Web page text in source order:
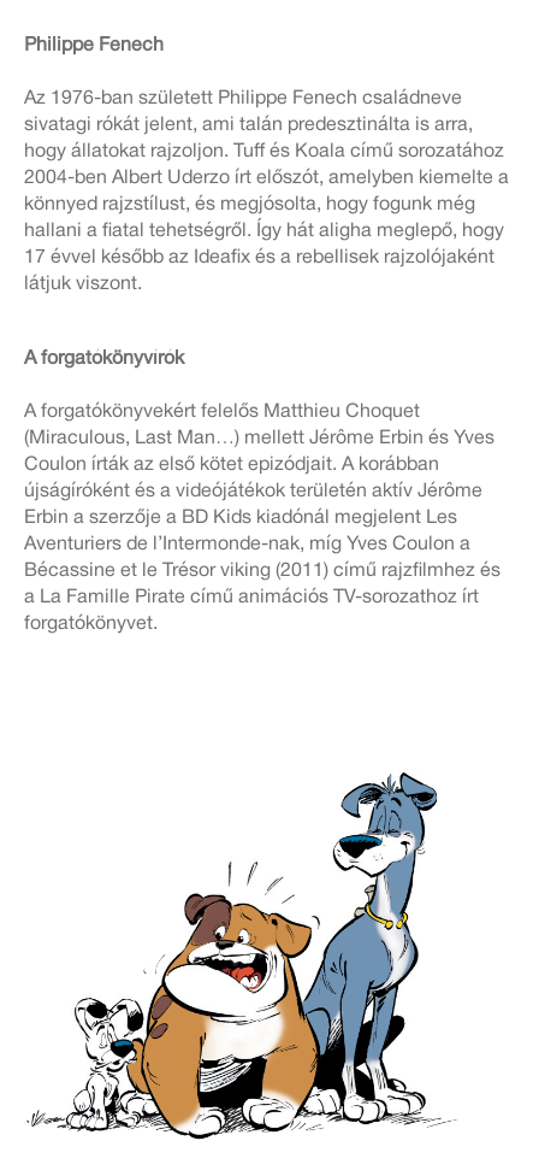
Philippe Fenech
Az 1976-ban született Philippe Fenech családneve
sivatagi rókát jelent, ami talán predesztinálta is arra,
hogy állatokat rajzoljon. Tuff és Koala című sorozatához
2004-ben Albert Uderzo írt előszót, amelyben kiemelte a
könnyed rajzstílust, és megjósolta, hogy fogunk még
hallani a fiatal tehetségről. Így hát aligha meglepő, hogy
17 évvel később az Ideafix és a rebellisek rajzolójaként
látjuk viszont.
A forgatókönyvírók
A forgatókönyvekért felelős Matthieu Choquet
(Miraculous, Last Man…) mellett Jérôme Erbin és Yves
Coulon írták az első kötet epizódjait. A korábban
újságíróként és a videójátékok területén aktív Jérôme
Erbin a szerzője a BD Kids kiadónál megjelent Les
Aventuriers de l’Intermonde-nak, míg Yves Coulon a
Bécassine et le Trésor viking (2011) című rajzfilmhez és
a La Famille Pirate című animációs TV-sorozathoz írt
forgatókönyvet.